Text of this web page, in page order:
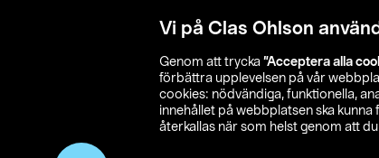
Vi på Clas Ohlson
Genom att trycka ”Acceptera alla
förbättra upplevelsen på vår
cookies: nödvändiga, funktionella,
innehållet på webbplatsen ska
återkallas när som helst genom att
Leveransalternativ